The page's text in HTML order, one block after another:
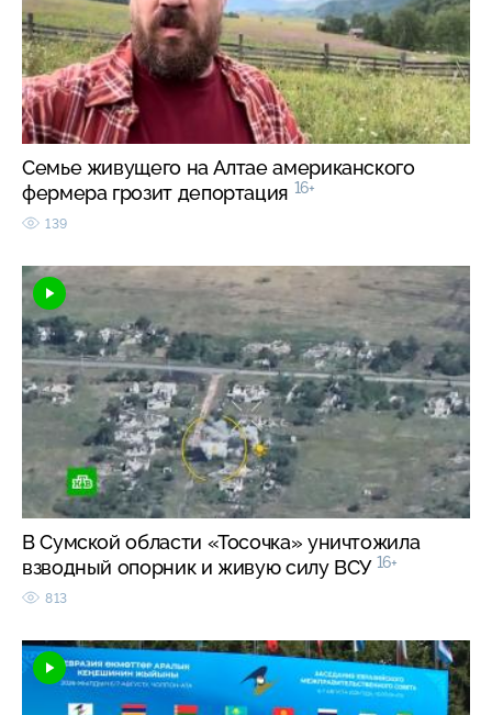
Семье живущего на Алтае американского
фермера грозит депортация 16+
139
В Сумской области «Тосочка» уничтожила
взводный опорник и живую силу ВСУ 16+
813